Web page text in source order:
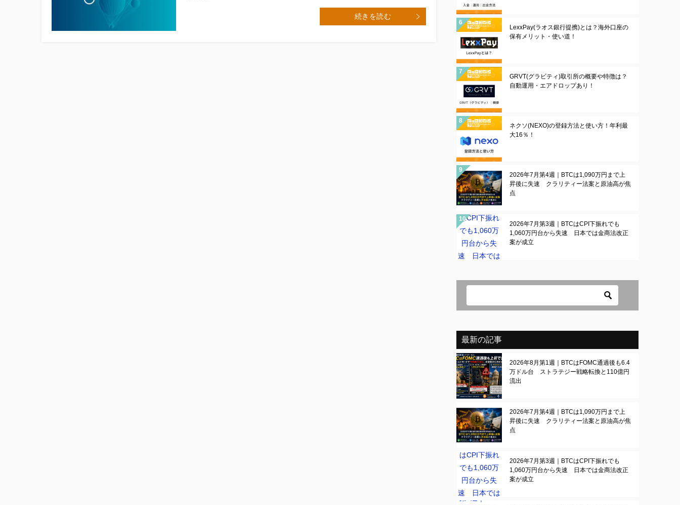
続きを読む
LexxPay(ラオス銀行提携)とは？海外口座の
保有メリット・使い道！
GRVT(グラビティ)取引所の概要や特徴は？
自動運用・エアドロップあり！
ネクソ(NEXO)の登録方法と使い方！年利最
大16％！
2026年7月第4週｜BTCは1,090万円まで上
昇後に失速 クラリティー法案と原油高が焦
点
2026年7月第3週｜BTCはCPI下振れでも
1,060万円台から失速 日本では金商法改正
案が成立
最新の記事
2026年8月第1週｜BTCはFOMC通過後も6.4
万ドル台 ストラテジー戦略転換と110億円
流出
2026年7月第4週｜BTCは1,090万円まで上
昇後に失速 クラリティー法案と原油高が焦
点
2026年7月第3週｜BTCはCPI下振れでも
1,060万円台から失速 日本では金商法改正
案が成立